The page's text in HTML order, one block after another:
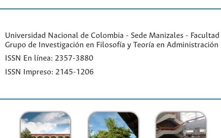
Universidad Nacional de Colombia - Sede Manizales -
Grupo de Investigación en Filosofía y Teoría en Administración
ISSN En línea: 2357-3880
ISSN Impreso: 2145-1206